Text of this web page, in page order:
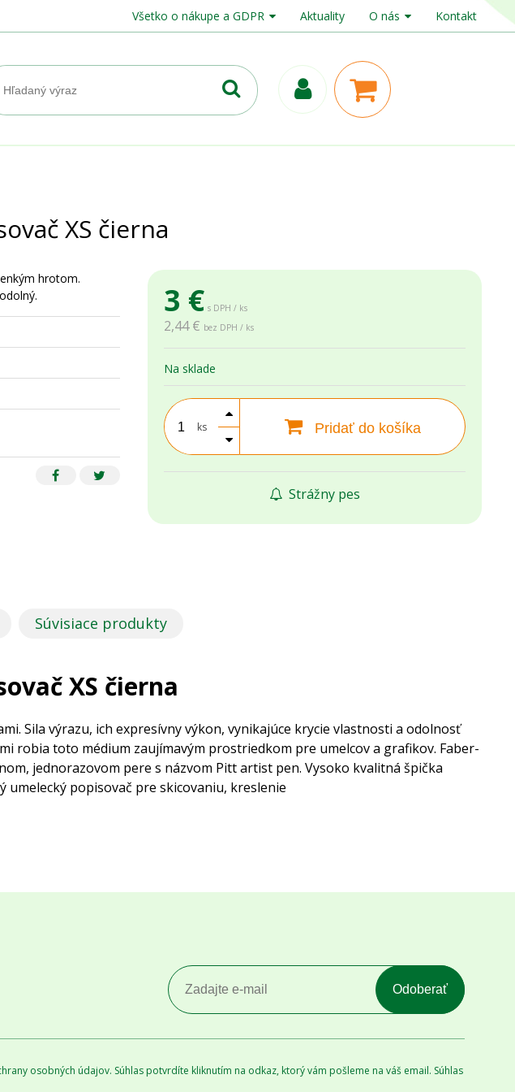
Všetko o nákupe a GDPR Aktuality O nás Kontakt
XS čierna
3 € s DPH / ks
2,44 € bez DPH / ks
Na sklade
ks Pridať do košíka
Strážny pes
hrotom.
Súvisiace produkty
XS čierna
Sila výrazu, ich expresívny výkon, vynikajúce krycie vlastnosti a odolnosť
robia toto médium zaujímavým prostriedkom pre umelcov a grafikov. Faber-
jednorazovom pere s názvom Pitt artist pen. Vysoko kvalitná špička
popisovač pre skicovaniu, kreslenie
Odoberať
osobných údajov. Súhlas potvrdíte kliknutím na odkaz, ktorý vám pošleme na váš email. Súhlas